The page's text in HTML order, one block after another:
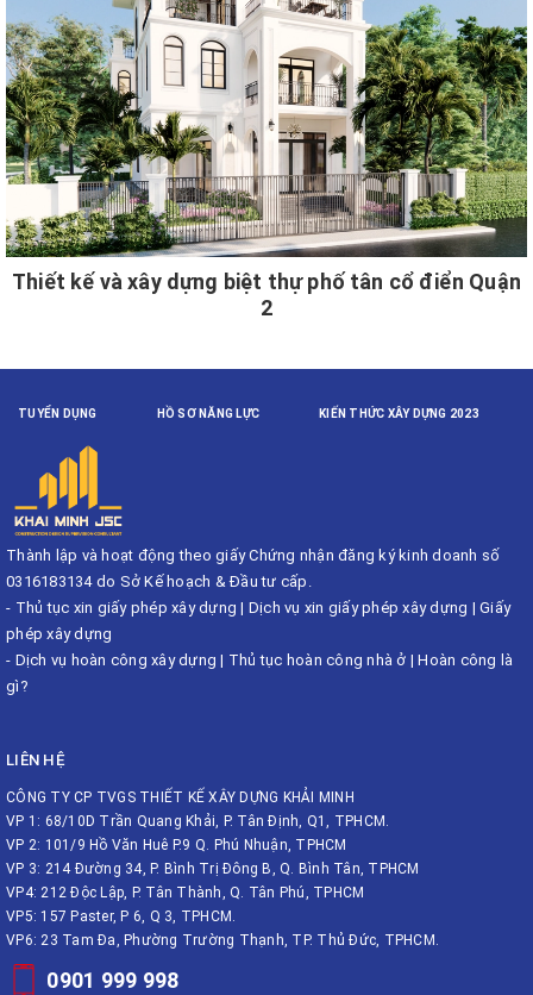
Thiết kế và xây dựng biệt thự phố tân cổ điển Quận
2
TUYỂN DỤNG HỒ SƠ NĂNG LỰC KIẾN THỨC XÂY DỰNG 2023
Thành lập và hoạt động theo giấy Chứng nhận đăng ký kinh doanh số
0316183134 do Sở Kế hoạch & Đầu tư cấp.
- Thủ tục xin giấy phép xây dựng | Dịch vụ xin giấy phép xây dựng | Giấy
phép xây dựng
- Dịch vụ hoàn công xây dựng | Thủ tục hoàn công nhà ở |Hoàn công là
gì?
LIÊN HỆ
CÔNG TY CP TVGS THIẾT KẾ XÂY DỰNG KHẢI MINH
VP 1: 68/10D Trần Quang Khải, P. Tân Định, Q1, TPHCM.
VP 2: 101/9 Hồ Văn Huê P.9 Q. Phú Nhuận, TPHCM
VP 3: 214 Đường 34, P. Bình Trị Đông B, Q. Bình Tân, TPHCM
VP4: 212 Độc Lập, P. Tân Thành, Q. Tân Phú, TPHCM
VP5: 157 Paster, P 6, Q 3, TPHCM.
VP6: 23 Tam Đa, Phường Trường Thạnh, TP. Thủ Đức, TPHCM.
0901 999 998